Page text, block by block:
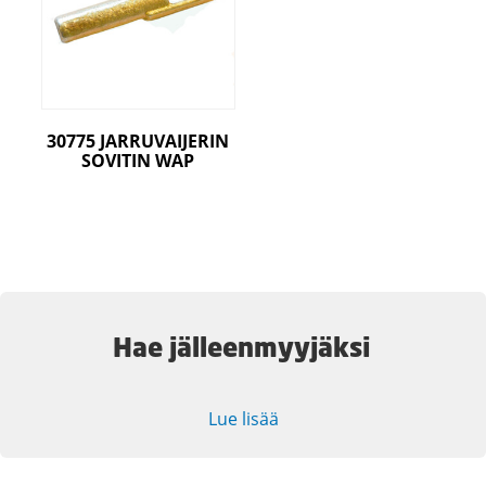
30775 JARRUVAIJERIN
SOVITIN WAP
Hae jälleenmyyjäksi
Lue lisää